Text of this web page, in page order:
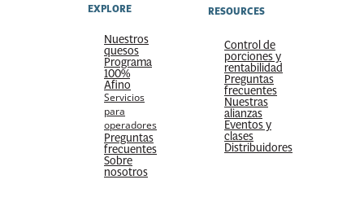
EXPLORE
Nuestros
quesos
Programa
100%
Afino
Servicios
para
operadores
Preguntas
frecuentes
Sobre
nosotros
RESOURCES
Control de
porciones y
rentabilidad
Preguntas
frecuentes
Nuestras
alianzas
Eventos y
clases
Distribuidores